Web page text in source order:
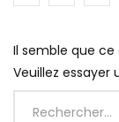
Il semble que
Veuillez essayer